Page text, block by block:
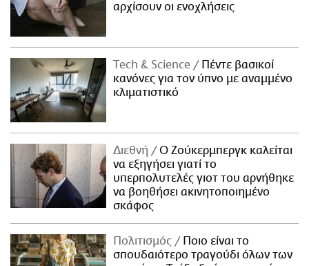
αρχίσουν οι ενοχλήσεις
Τech & Science
Πέντε βασικοί
κανόνες για τον ύπνο με αναμμένο
κλιματιστικό
Διεθνή
Ο Ζούκερμπεργκ καλείται
να εξηγήσει γιατί το
υπερπολυτελές γιοτ του αρνήθηκε
να βοηθήσει ακινητοποιημένο
σκάφος
Πολιτισμός
Ποιο είναι το
σπουδαιότερο τραγούδι όλων των